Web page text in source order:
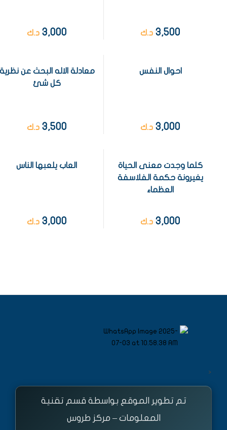
3,500 د.ك 3,000 د.ك
احوال النفس
3,000 د.ك
معادلة الاله البحث عن
كل شئ
3,500 د.ك
كلما وجدت معنى الحياة
يغيرونة حكمة الفلاسفة
العظماء
3,000 د.ك
العاب يلعبها الناس
3,000 د.ك
<
تم تطوير الموقع بواسطة قسم تقنية
المعلومات – مركز طروس